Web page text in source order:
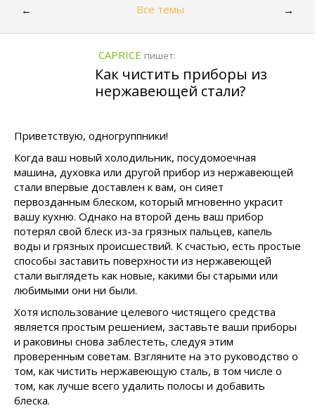
← Все темы →
CAPRICE пишет:
Как чистить приборы из
нержавеющей стали?
Приветствую, одногруппники!
Когда ваш новый холодильник, посудомоечная
машина, духовка или другой прибор из нержавеющей
стали впервые доставлен к вам, он сияет
первозданным блеском, который мгновенно украсит
вашу кухню. Однако на второй день ваш прибор
потерял свой блеск из-за грязных пальцев, капель
воды и грязных происшествий. К счастью, есть простые
способы заставить поверхности из нержавеющей
стали выглядеть как новые, какими бы старыми или
любимыми они ни были.
Хотя использование целевого чистящего средства
является простым решением, заставьте ваши приборы
и раковины снова заблестеть, следуя этим
проверенным советам. Взгляните на это руководство о
том, как чистить нержавеющую сталь, в том числе о
том, как лучше всего удалить полосы и добавить
блеска.